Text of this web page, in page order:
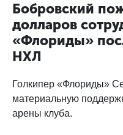
Бобровский
долларов
«Флориды»
НХЛ
Голкипер «Флориды»
материальную
арены клуба.